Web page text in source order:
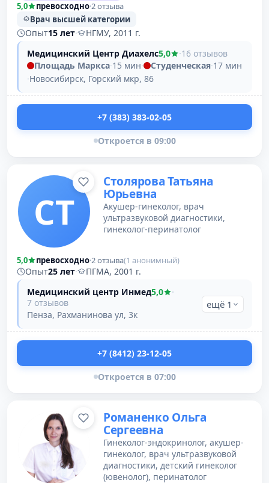
5,0
превосходно·2 отзыва
Врач высшей категории
Опыт15 лет·
НГМУ, 2011 г.
Медицинский Центр Диахелс5,0 ·16 отзывов
Площадь Маркса·15 мин· Студенческая·17 мин
·Новосибирск, Горский мкр, 86
+7 (383) 383-02-05
Откроется в 09:00
СТ
Столярова Татьяна
Юрьевна
Акушер-гинеколог, врач
ультразвуковой диагностики,
гинеколог-перинатолог
5,0 превосходно·2 отзыва(1 анонимный)
Опыт25 лет·
ПГМА, 2001 г.
Медицинский центр Инмед5,0
·
7 отзывов
Пенза, Рахманинова ул, 3к
ещё 1
+7 (8412) 23-12-05
Откроется в 07:00
Романенко Ольга
Сергеевна
Гинеколог-эндокринолог, акушер-
гинеколог, врач ультразвуковой
диагностики, детский гинеколог
(ювенолог), перинатолог